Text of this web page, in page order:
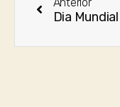
Anterior